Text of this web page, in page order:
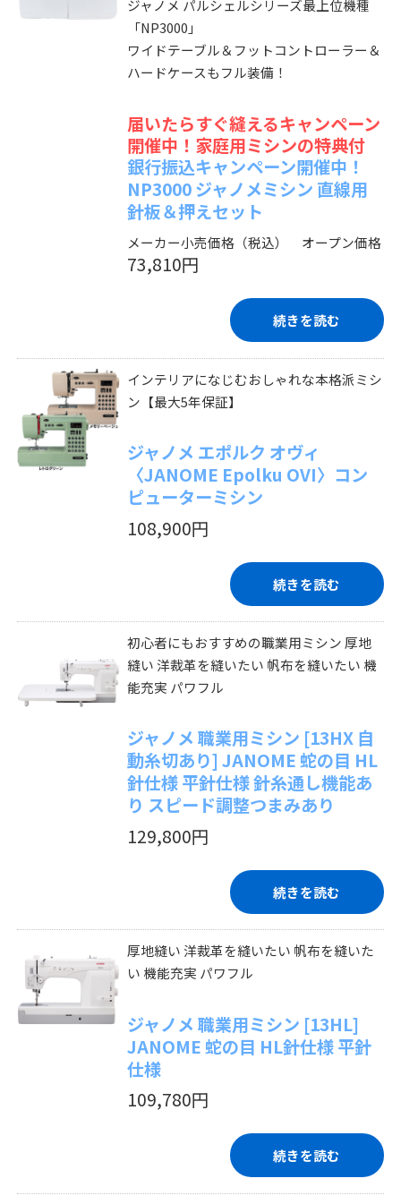
ジャノメ パルシェルシリーズ最上位機種
「NP3000」
ワイドテーブル＆フットコントローラー＆
ハードケースもフル装備！
届いたらすぐ縫えるキャンペーン
開催中！家庭用ミシンの特典付
銀行振込キャンペーン開催中！
NP3000 ジャノメミシン 直線用
針板＆押えセット
メーカー小売価格（税込） オープン価格
73,810円
続きを読む
インテリアになじむおしゃれな本格派ミシ
ン【最大5年保証】
ジャノメ エポルク オヴィ
〈JANOME Epolku OVI〉コン
ピューターミシン
108,900円
続きを読む
初心者にもおすすめの職業用ミシン 厚地
縫い 洋裁革を縫いたい 帆布を縫いたい 機
能充実 パワフル
ジャノメ 職業用ミシン [13HX 自
動糸切あり] JANOME 蛇の目 HL
針仕様 平針仕様 針糸通し機能あ
り スピード調整つまみあり
129,800円
続きを読む
厚地縫い 洋裁革を縫いたい 帆布を縫いた
い 機能充実 パワフル
ジャノメ 職業用ミシン [13HL]
JANOME 蛇の目 HL針仕様 平針
仕様
109,780円
続きを読む